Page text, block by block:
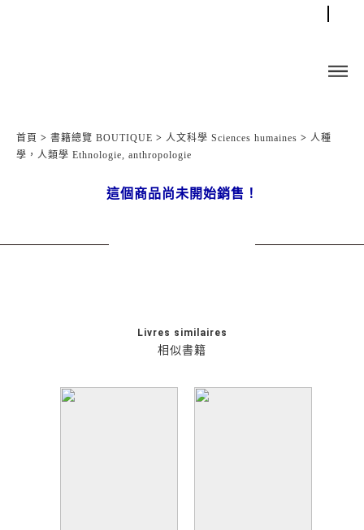
首頁 > 書籍總覽 BOUTIQUE > 人文科學 Sciences humaines > 人種
學，人類學 Ethnologie, anthropologie
這個商品尚未開始銷售！
相似書籍
Livres similaires